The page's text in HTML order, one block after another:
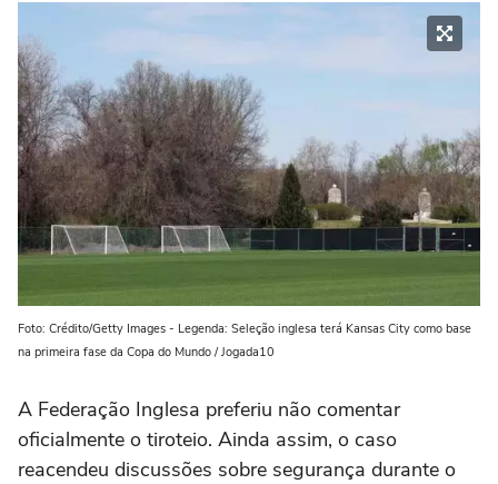
Foto: Crédito/Getty Images - Legenda: Seleção inglesa terá Kansas City como base
na primeira fase da Copa do Mundo / Jogada10
A Federação Inglesa preferiu não comentar
oficialmente o tiroteio. Ainda assim, o caso
reacendeu discussões sobre segurança durante o